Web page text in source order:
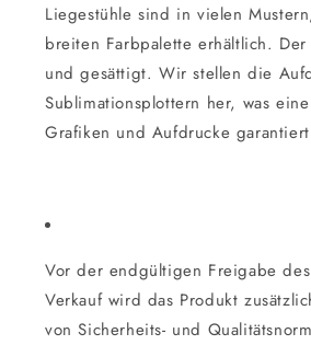
Liegestühle sind in vielen
breiten Farbpalette erhältlich.
und gesättigt. Wir stellen die
Sublimationsplottern her, was
Grafiken und Aufdrucke
Vor der endgültigen Freigabe
Verkauf wird das Produkt
von Sicherheits- und